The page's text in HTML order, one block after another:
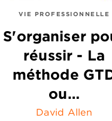
VIE PROFESSIONNELLE
S'organiser
réussir - La
méthode
ou…
David Allen